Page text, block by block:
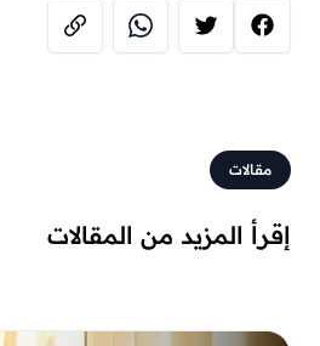
مقالات
إقرأ المزيد من المقالات